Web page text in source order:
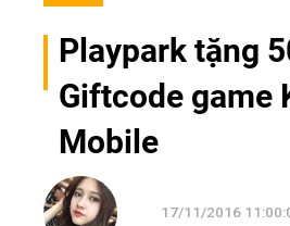
Playpark tặng
Giftcode game
Mobile
17/11/2016